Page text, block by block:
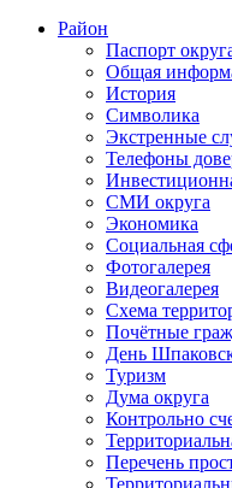
Район
Паспорт
Общая
История
Символика
Экстренные
Телефоны
СМИ округа
Экономика
Социальная
Фотогалерея
Видеогалерея
Схема
Почётные
День
Туризм
Дума округа
Контрольно
Перечень